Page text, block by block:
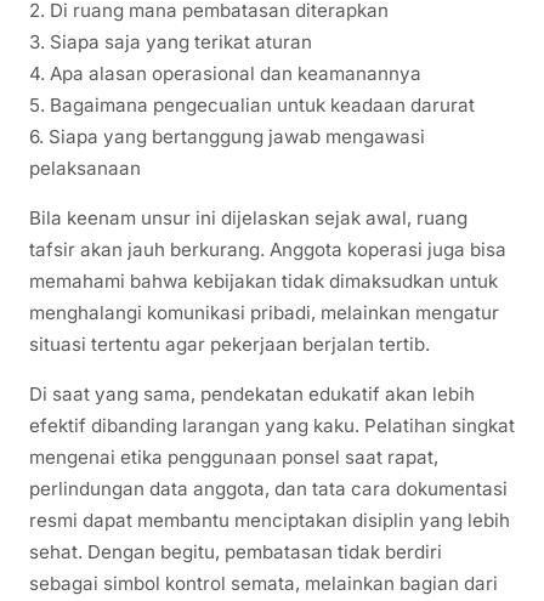
2. Di ruang mana pembatasan diterapkan
3. Siapa saja yang terikat aturan
4. Apa alasan operasional dan keamanannya
5. Bagaimana pengecualian untuk keadaan darurat
6. Siapa yang bertanggung jawab mengawasi
pelaksanaan
Bila keenam unsur ini dijelaskan sejak awal, ruang
tafsir akan jauh berkurang. Anggota koperasi juga bisa
memahami bahwa kebijakan tidak dimaksudkan untuk
menghalangi komunikasi pribadi, melainkan mengatur
situasi tertentu agar pekerjaan berjalan tertib.
Di saat yang sama, pendekatan edukatif akan lebih
efektif dibanding larangan yang kaku. Pelatihan singkat
mengenai etika penggunaan ponsel saat rapat,
perlindungan data anggota, dan tata cara dokumentasi
resmi dapat membantu menciptakan disiplin yang lebih
sehat. Dengan begitu, pembatasan tidak berdiri
sebagai simbol kontrol semata, melainkan bagian dari